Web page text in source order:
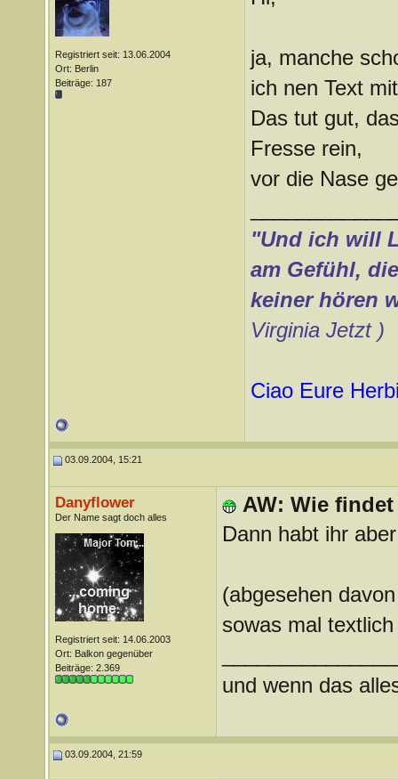
Registriert seit: 13.06.2004
Ort: Berlin
Beiträge: 187
ja, manche
ich nen Text
Das tut gut,
Fresse rein,
vor die Nase
"Und ich will
am Gefühl,
keiner hören
Virginia Jetzt )
Ciao Eure
03.09.2004, 15:21
Danyflower
Der Name sagt doch alles
Registriert seit: 14.06.2003
Ort: Balkon gegenüber
Beiträge: 2.369
AW: Wie
Dann habt ihr
(abgesehen
sowas mal
und wenn das
03.09.2004, 21:59